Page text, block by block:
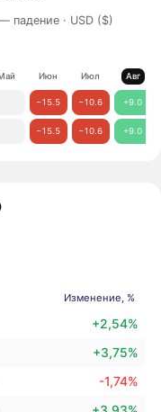
падение · USD ($)
Июн Июл Авг
−15.5 −10.6 +9.0
−15.5 −10.6 +9.0
Изменение, %
+2,54%
+3,75%
-1,74%